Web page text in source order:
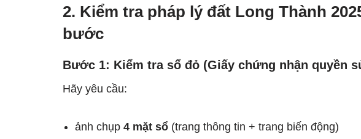
2. Kiểm tra pháp lý đất Long Thành
bước
Bước 1: Kiểm tra sổ đỏ (Giấy chứng nhận quyền
Hãy yêu cầu:
ảnh chụp 4 mặt sổ (trang thông tin + trang biến động)